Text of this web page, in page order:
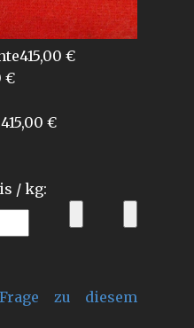
415,00 €
€
415,00 €
/ kg:
zu diesem